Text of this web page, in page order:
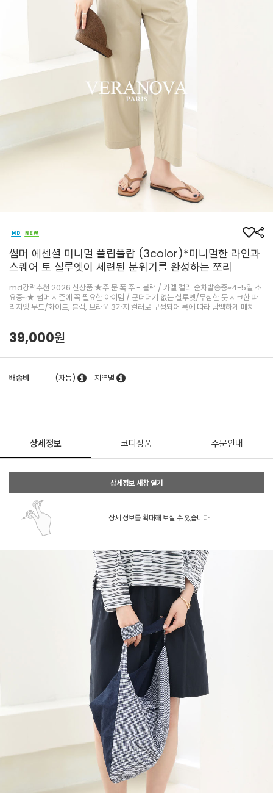
썸머 에센셜 미니멀 플립플랍 (3color)*미니멀한 라인과
스퀘어 토 실루엣이 세련된 분위기를 완성하는 쪼리
md강력추천 2026 신상품 ★주.문.폭.주 - 블랙 / 카멜 컬러 순차발송중~4-5일 소
요중~★ 썸머 시즌에 꼭 필요한 아이템 / 군더더기 없는 실루엣/무심한 듯 시크한 파
리지앵 무드/화이트, 블랙, 브라운 3가지 컬러로 구성되어 룩에 따라 담백하게 매치
39,000원
배송비 (차등) 지역별
상세정보 코디상품 주문안내
상세정보 새창 열기
상세 정보를 확대해 보실 수 있습니다.